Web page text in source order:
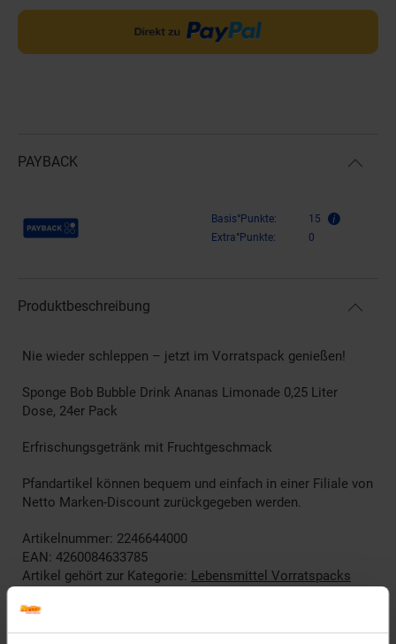
PAYBACK
Payback Punkte Basis°Punkte:
15
Extra°Punkte:
0
Produktbeschreibung
Nie wieder schleppen – jetzt im Vorratspack genießen!
Sponge Bob Bubble Drink Ananas Limonade 0,25 Liter
Dose, 24er Pack
Erfrischungsgetränk mit Fruchtgeschmack
Pfandartikel können bequem und einfach in einer Filiale von
Netto Marken-Discount zurückgegeben werden.
Artikelnummer: 2246644000
EAN: 4260084633785
Artikel gehört zur Kategorie: Lebensmittel Vorratspacks